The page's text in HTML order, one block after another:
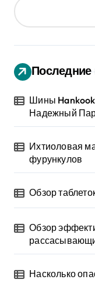
Последние
Шины
Надежный
Ихтиоловая
фурункулов
Обзор
Обзор
Насколько